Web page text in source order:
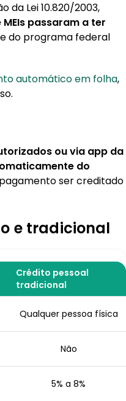
da Lei 10.820/2003,
passaram a ter
do programa federal
automático em folha,
ou via app da
do
ser creditado
e tradicional
Crédito pessoal
tradicional
Qualquer pessoa física
Não
5% a 8%